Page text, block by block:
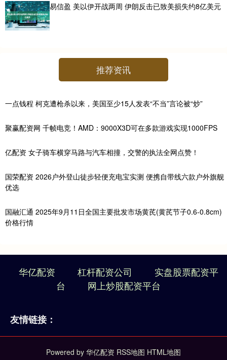
易信盈 美以伊开战两周 伊朗反击已致美损失约8亿美元
推荐资讯
一点钱程 柯克遭枪杀以来，美国至少15人发表“不当”言论被“炒”
聚赢配资网 千帧电竞！AMD：9000X3D可在多款游戏实现1000FPS
亿配资 女子骑车横穿马路与汽车相撞，交警的执法全网点赞！
国荣配资 2026户外登山徒步轻便充电宝实测 便携自带线六款户外旗舰
优选
国融汇通 2025年9月11日全国主要批发市场黄芪(黄芪节子0.6-0.8cm)
价格行情
华亿配资 杠杆配资公司
实盘股票配资平
台
网上炒股配资平台
友情链接：
Powered by 华亿配资 RSS地图 HTML地图